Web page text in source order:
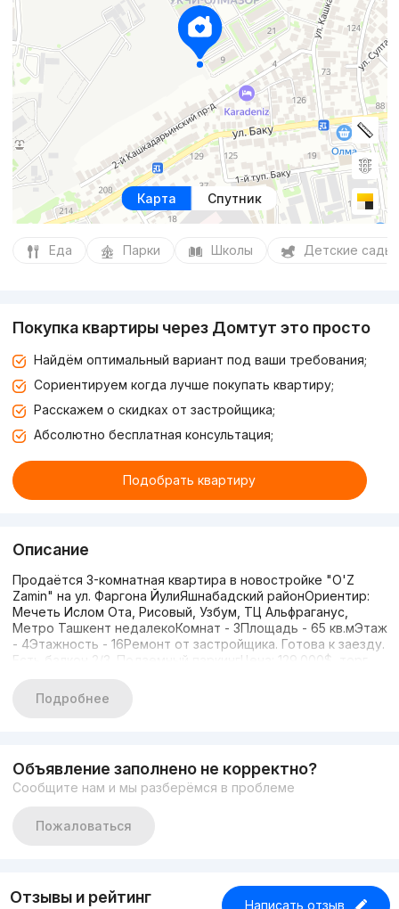
Карта Спутник
Еда Парки Школы Детские сады
Покупка квартиры через Домтут это просто
Найдём оптимальный вариант под ваши требования;
Сориентируем когда лучше покупать квартиру;
Расскажем о скидках от застройщика;
Абсолютно бесплатная консультация;
Подобрать квартиру
Описание
Продаётся 3-комнатная квартира в новостройке "O'Z
Zamin" на ул. Фаргона ЙулиЯшнабадский районОриентир:
Мечеть Ислом Ота, Рисовый, Узбум, ТЦ Альфраганус,
Метро Ташкент недалекоКомнат - 3Площадь - 65 кв.мЭтаж
- 4Этажность - 16Ремонт от застройщика. Готова к заезду.
Есть балкон 2/3. Подземный паркингЦена: 129.000$, торг
004-39-49
Подробнее
Объявление заполнено не корректно?
Сообщите нам и мы разберёмся в проблеме
Пожаловаться
Отзывы и рейтинг Написать отзыв